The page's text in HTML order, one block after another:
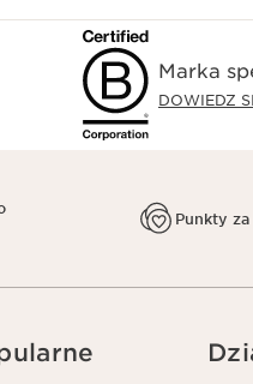
Marka
DOWIEDZ
Punkty